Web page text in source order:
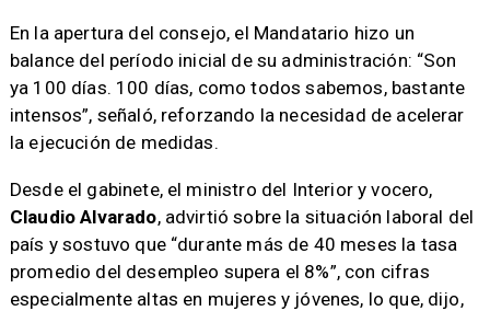
En la apertura del consejo, el Mandatario hizo un
balance del período inicial de su administración: “Son
ya 100 días. 100 días, como todos sabemos, bastante
intensos”, señaló, reforzando la necesidad de acelerar
la ejecución de medidas.
Desde el gabinete, el ministro del Interior y vocero,
Claudio Alvarado, advirtió sobre la situación laboral del
país y sostuvo que “durante más de 40 meses la tasa
promedio del desempleo supera el 8%”, con cifras
especialmente altas en mujeres y jóvenes, lo que, dijo,